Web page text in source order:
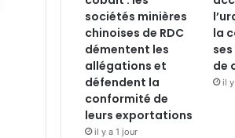
sociétés minières
chinoises de RDC
démentent les
allégations et
défendent la
conformité de
leurs exportations
il y a 1 jour
la
de
il